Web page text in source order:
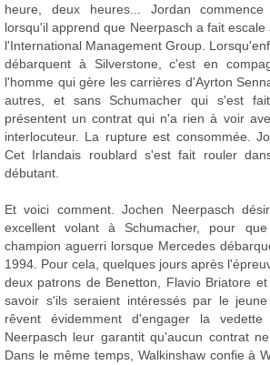
heure, deux heures... Jordan
lorsqu'il apprend que Neerpasch a fait
l'International Management Group.
débarquent à Silverstone, c'est en
l'homme qui gère les carrières d'Ayrton
autres, et sans Schumacher qui s'est
présentent un contrat qui n'a rien à voir
interlocuteur. La rupture est consommée.
Cet Irlandais roublard s'est fait rouler
débutant.
Et voici comment. Jochen Neerpasch
excellent volant à Schumacher, pour
champion aguerri lorsque Mercedes
1994. Pour cela, quelques jours après
deux patrons de Benetton, Flavio Briatore et
savoir s'ils seraient intéressés par le
rêvent évidemment d'engager la
Neerpasch leur garantit qu'aucun contrat
Dans le même temps, Walkinshaw confie à